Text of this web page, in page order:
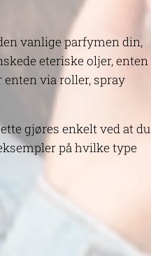
vanlige parfymen din,
eteriske oljer, enten
via roller, spray
gjøres enkelt ved at du
på hvilke type